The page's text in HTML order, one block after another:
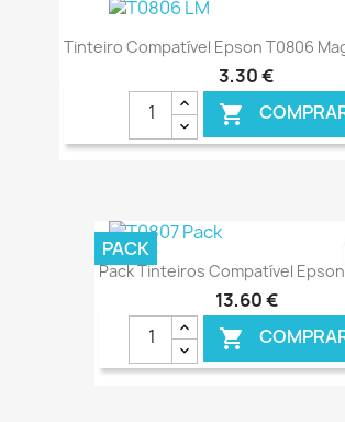
Tinteiro Compatível Epson T0806
3,30 €

Pack Tinteiros Compatível
13,60 €

PACK